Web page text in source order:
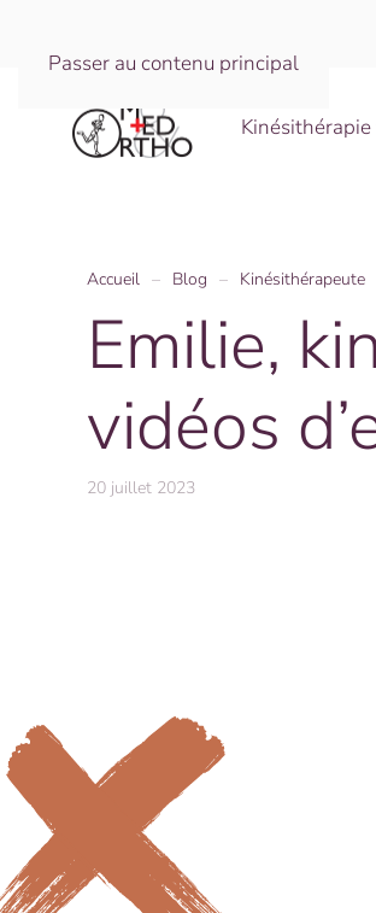
Passer au contenu principal
Kinésithérapie
Accueil Blog Kinésithérapeute
Emilie,
vidéos
20 juillet 2023